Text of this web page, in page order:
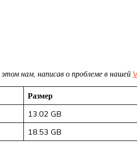
нам, написав о проблеме в нашей
Размер
13.02 GB
18.53 GB